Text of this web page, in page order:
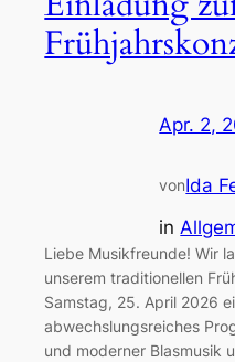
Apr. 2,
vonIda
in
Liebe Musikfreunde! Wir
unserem traditionellen
Samstag, 25. April 2026
abwechslungsreiches
und moderner Blasmusik